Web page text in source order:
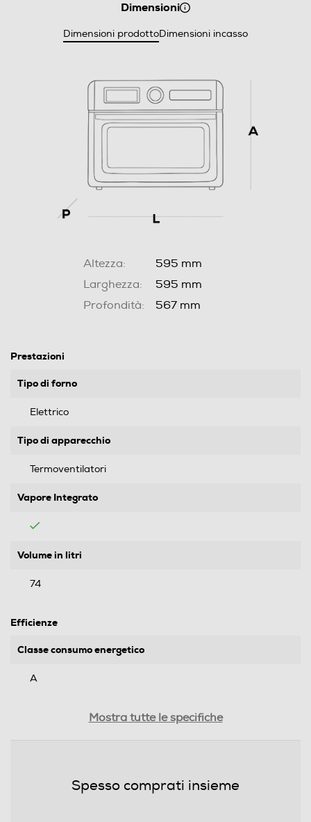
Dimensioni
Dimensioni prodottoDimensioni incasso
Altezza:
595 mm
Larghezza:
595 mm
Profondità:
567 mm
Prestazioni
Tipo di forno
Elettrico
Tipo di apparecchio
Termoventilatori
Vapore Integrato
Volume in litri
74
Efficienze
Classe consumo energetico
A
Mostra tutte le specifiche
Spesso comprati insieme